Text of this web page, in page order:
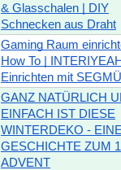
& Glasschalen | DIY
Schnecken aus Draht
Gaming Raum
How To |
Einrichten mit
GANZ NATÜRLICH
EINFACH IST DIESE
WINTERDEKO - EINE
GESCHICHTE ZUM
ADVENT